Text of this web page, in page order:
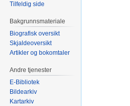
Tilfeldig side
Bakgrunnsmateriale
Biografisk oversikt
Skjaldeoversikt
Artikler og bokomtaler
Andre tjenester
E-Bibliotek
Bildearkiv
Kartarkiv